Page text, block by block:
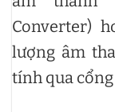
Converter)
lượng âm
tính qua cổng